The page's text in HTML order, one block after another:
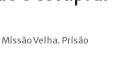
Velha. Prisão